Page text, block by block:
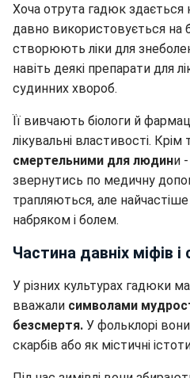
Хоча отрута гадюк
давно використовується на
створюють ліки для
навіть деякі препарати для
судинних хвороб.
Її вивчають біологи й
лікувальні властивості. Крім
смертельними для людини
звернутись по медичну
трапляються, але
набряком і болем.
Частина давніх міфів і
У різних культурах гадюки
вважали символами
безсмертя. У фольклорі
скарбів або як містичні